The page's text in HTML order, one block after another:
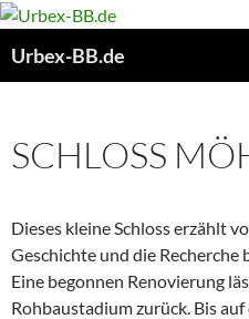
Urbex-BB.de
SCHLOSS
Dieses kleine Schloss erzählt
Geschichte und die Recherche
Eine begonnen Renovierung
Rohbaustadium zurück. Bis